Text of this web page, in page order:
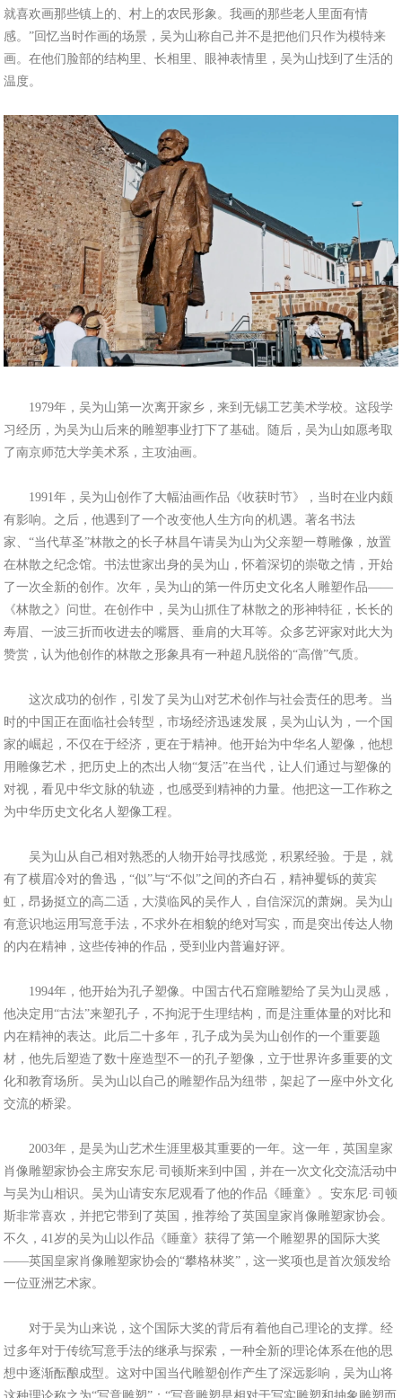
就喜欢画那些镇上的、村上的农民形象。我画的那些老人里面有情
感。”回忆当时作画的场景，吴为山称自己并不是把他们只作为模特来
画。在他们脸部的结构里、长相里、眼神表情里，吴为山找到了生活的
温度。
1979年，吴为山第一次离开家乡，来到无锡工艺美术学校。这段学
习经历，为吴为山后来的雕塑事业打下了基础。随后，吴为山如愿考取
了南京师范大学美术系，主攻油画。
1991年，吴为山创作了大幅油画作品《收获时节》，当时在业内颇
有影响。之后，他遇到了一个改变他人生方向的机遇。著名书法
家、“当代草圣”林散之的长子林昌午请吴为山为父亲塑一尊雕像，放置
在林散之纪念馆。书法世家出身的吴为山，怀着深切的崇敬之情，开始
了一次全新的创作。次年，吴为山的第一件历史文化名人雕塑作品——
《林散之》问世。在创作中，吴为山抓住了林散之的形神特征，长长的
寿眉、一波三折而收进去的嘴唇、垂肩的大耳等。众多艺评家对此大为
赞赏，认为他创作的林散之形象具有一种超凡脱俗的“高僧”气质。
这次成功的创作，引发了吴为山对艺术创作与社会责任的思考。当
时的中国正在面临社会转型，市场经济迅速发展，吴为山认为，一个国
家的崛起，不仅在于经济，更在于精神。他开始为中华名人塑像，他想
用雕像艺术，把历史上的杰出人物“复活”在当代，让人们通过与塑像的
对视，看见中华文脉的轨迹，也感受到精神的力量。他把这一工作称之
为中华历史文化名人塑像工程。
吴为山从自己相对熟悉的人物开始寻找感觉，积累经验。于是，就
有了横眉冷对的鲁迅，“似”与“不似”之间的齐白石，精神矍铄的黄宾
虹，昂扬挺立的高二适，大漠临风的吴作人，自信深沉的萧娴。吴为山
有意识地运用写意手法，不求外在相貌的绝对写实，而是突出传达人物
的内在精神，这些传神的作品，受到业内普遍好评。
1994年，他开始为孔子塑像。中国古代石窟雕塑给了吴为山灵感，
他决定用“古法”来塑孔子，不拘泥于生理结构，而是注重体量的对比和
内在精神的表达。此后二十多年，孔子成为吴为山创作的一个重要题
材，他先后塑造了数十座造型不一的孔子塑像，立于世界许多重要的文
化和教育场所。吴为山以自己的雕塑作品为纽带，架起了一座中外文化
交流的桥梁。
2003年，是吴为山艺术生涯里极其重要的一年。这一年，英国皇家
肖像雕塑家协会主席安东尼·司顿斯来到中国，并在一次文化交流活动中
与吴为山相识。吴为山请安东尼观看了他的作品《睡童》。安东尼·司顿
斯非常喜欢，并把它带到了英国，推荐给了英国皇家肖像雕塑家协会。
不久，41岁的吴为山以作品《睡童》获得了第一个雕塑界的国际大奖
——英国皇家肖像雕塑家协会的“攀格林奖”，这一奖项也是首次颁发给
一位亚洲艺术家。
对于吴为山来说，这个国际大奖的背后有着他自己理论的支撑。经
过多年对于传统写意手法的继承与探索，一种全新的理论体系在他的思
想中逐渐酝酿成型。这对中国当代雕塑创作产生了深远影响，吴为山将